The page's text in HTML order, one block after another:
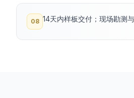
08 14天内样板交付；现场勘测